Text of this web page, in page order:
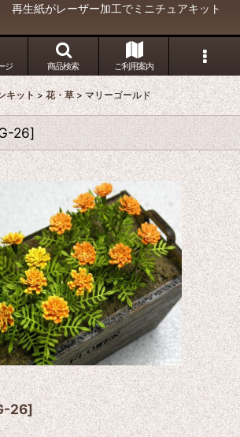
生紙がレーザー加工でミニチュアキット
ジ 商品検索 ご利用案内
キット > 花・草 > マリーゴールド
26]
26]